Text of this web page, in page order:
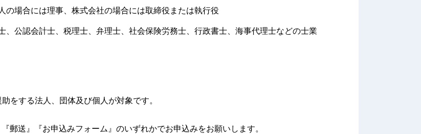
の場合には理事、株式会社の場合には取締役または執行役
、公認会計士、税理士、弁理士、社会保険労務士、行政書士、海事代理士などの士業
をする法人、団体及び個人が対象です。
郵送』『お申込みフォーム』のいずれかでお申込みをお願いします。